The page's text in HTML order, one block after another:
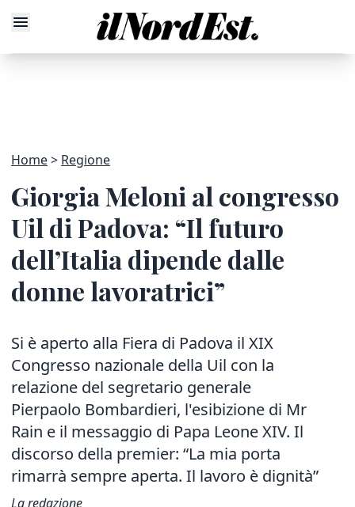
Home Regione
Giorgia Meloni al congresso
Uil di Padova: “Il futuro
dell’Italia dipende dalle
donne lavoratrici”
Si è aperto alla Fiera di Padova il XIX
Congresso nazionale della Uil con la
relazione del segretario generale
Pierpaolo Bombardieri, l'esibizione di Mr
Rain e il messaggio di Papa Leone XIV. Il
discorso della premier: “La mia porta
rimarrà sempre aperta. Il lavoro è dignità”
La redazione